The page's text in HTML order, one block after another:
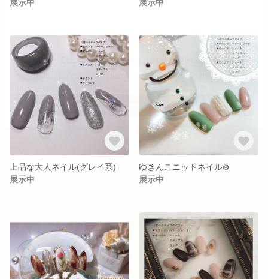
展示中 展示中
上品な大人ネイル(グレイ系)
展示中
ゆきんこニットネイル❄️
展示中